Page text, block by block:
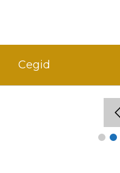
Cegid